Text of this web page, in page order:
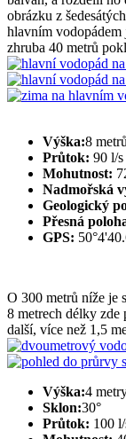
obrázku z
hlavním vodopádem
zhruba 40 metrů
Výška:8 metrů
Průtok: 90 l/s
Mohutnost:
Nadmořská
Geologický
Přesná
GPS:
O 300 metrů níže je
8 metrech délky
další, více než 1,5
Výška:4
Sklon:30°
Průtok: 100